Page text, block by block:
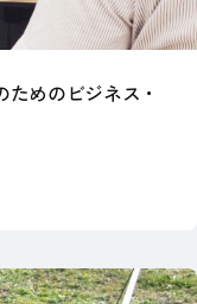
ためのビジネス・